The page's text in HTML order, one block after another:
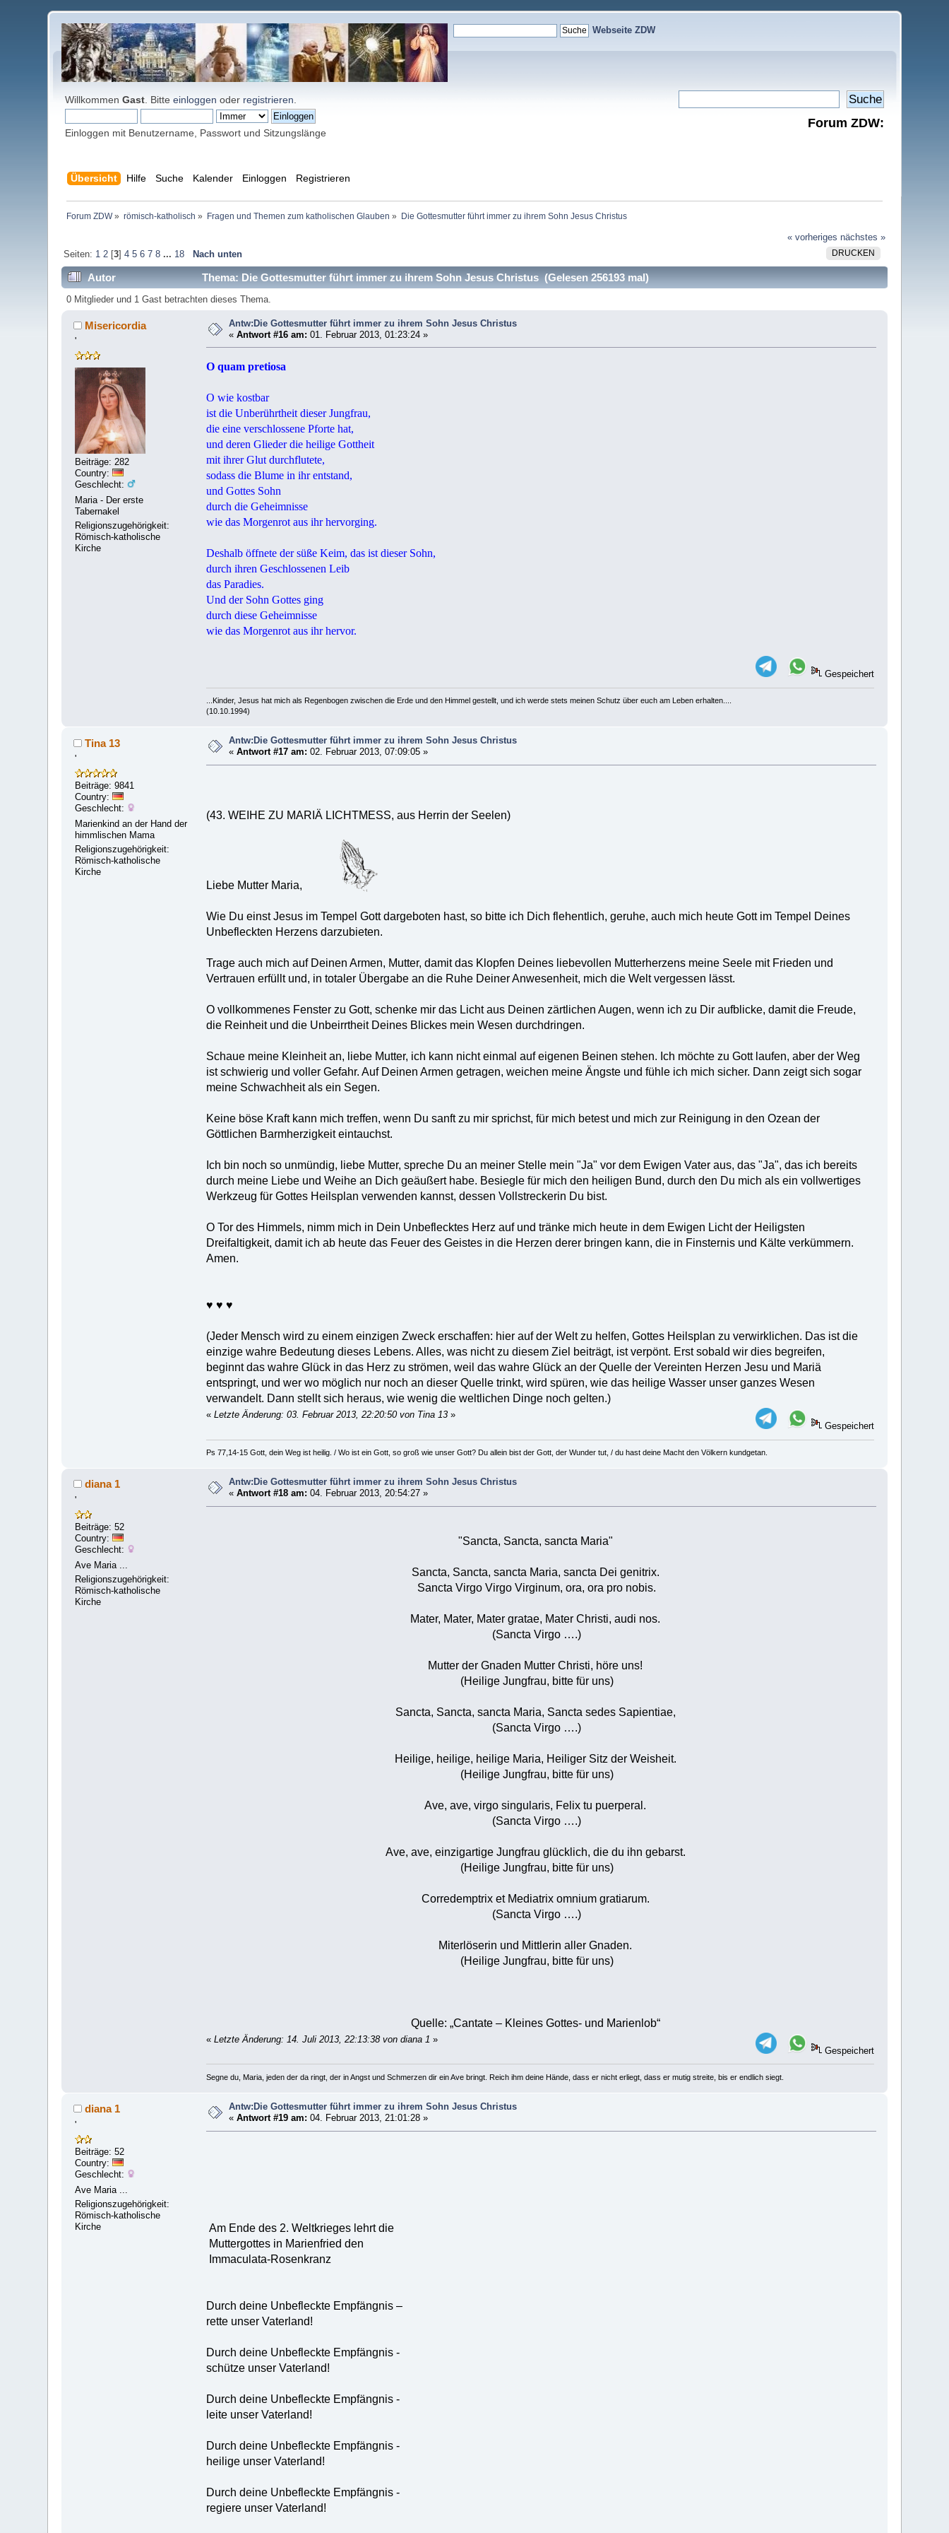
Webseite ZDW
WillkommenGast . Bitteeinloggen oder registrieren
Einloggen mit Benutzername, Passwort und Sitzungslänge
Forum ZDW:
Übersicht Hilfe Suche Kalender Einloggen Registrieren
Forum ZDW» römisch-katholisch » Fragen und Themen zum katholischen Glauben » Die Gottesmutter führt immer zu ihrem Sohn Jesus Christus
« vorheriges nächstes »
DRUCKEN
Seiten: 1 2[3] 4 5 6 7 8 ... 18 Nach unten
Autor Thema: Die Gottesmutter führt immer zu ihrem Sohn Jesus Christus (Gelesen 256193 mal)
0 Mitglieder und 1 Gast betrachten dieses Thema.
Misericordia
'
Beiträge: 282
Country:
Geschlecht:
Maria - Der erste
Tabernakel
Religionszugehörigkeit:
Römisch-katholische
Kirche
Antw:Die Gottesmutter führt immer zu ihrem Sohn Jesus Christus
«Antwort #16 am: 01. Februar 2013, 01:23:24 »
O quam pretiosa
O wie kostbar
ist die Unberührtheit dieser Jungfrau,
die eine verschlossene Pforte hat,
und deren Glieder die heilige Gottheit
mit ihrer Glut durchflutete,
sodass die Blume in ihr entstand,
und Gottes Sohn
durch die Geheimnisse
wie das Morgenrot aus ihr hervorging.
Deshalb öffnete der süße Keim, das ist dieser Sohn,
durch ihren Geschlossenen Leib
das Paradies.
Und der Sohn Gottes ging
durch diese Geheimnisse
wie das Morgenrot aus ihr hervor.
Gespeichert
...Kinder, Jesus hat mich als Regenbogen zwischen die Erde und den Himmel gestellt, und ich werde stets meinen Schutz über euch am Leben erhalten....
(10.10.1994)
Tina 13
'
Beiträge: 9841
Country:
Geschlecht:
Marienkind an der Hand der
himmlischen Mama
Religionszugehörigkeit:
Römisch-katholische
Kirche
Antw:Die Gottesmutter führt immer zu ihrem Sohn Jesus Christus
«Antwort #17 am: 02. Februar 2013, 07:09:05 »
(43. WEIHE ZU MARIÄ LICHTMESS, aus Herrin der Seelen)
Liebe Mutter Maria,
Wie Du einst Jesus im Tempel Gott dargeboten hast, so bitte ich Dich flehentlich, geruhe, auch mich heute Gott im Tempel Deines
Unbefleckten Herzens darzubieten.
Trage auch mich auf Deinen Armen, Mutter, damit das Klopfen Deines liebevollen Mutterherzens meine Seele mit Frieden und
Vertrauen erfüllt und, in totaler Übergabe an die Ruhe Deiner Anwesenheit, mich die Welt vergessen lässt.
O vollkommenes Fenster zu Gott, schenke mir das Licht aus Deinen zärtlichen Augen, wenn ich zu Dir aufblicke, damit die Freude,
die Reinheit und die Unbeirrtheit Deines Blickes mein Wesen durchdringen.
Schaue meine Kleinheit an, liebe Mutter, ich kann nicht einmal auf eigenen Beinen stehen. Ich möchte zu Gott laufen, aber der Weg
ist schwierig und voller Gefahr. Auf Deinen Armen getragen, weichen meine Ängste und fühle ich mich sicher. Dann zeigt sich sogar
meine Schwachheit als ein Segen.
Keine böse Kraft kann mich treffen, wenn Du sanft zu mir sprichst, für mich betest und mich zur Reinigung in den Ozean der
Göttlichen Barmherzigkeit eintauchst.
Ich bin noch so unmündig, liebe Mutter, spreche Du an meiner Stelle mein "Ja" vor dem Ewigen Vater aus, das "Ja", das ich bereits
durch meine Liebe und Weihe an Dich geäußert habe. Besiegle für mich den heiligen Bund, durch den Du mich als ein vollwertiges
Werkzeug für Gottes Heilsplan verwenden kannst, dessen Vollstreckerin Du bist.
O Tor des Himmels, nimm mich in Dein Unbeflecktes Herz auf und tränke mich heute in dem Ewigen Licht der Heiligsten
Dreifaltigkeit, damit ich ab heute das Feuer des Geistes in die Herzen derer bringen kann, die in Finsternis und Kälte verkümmern.
Amen.
♥ ♥ ♥
(Jeder Mensch wird zu einem einzigen Zweck erschaffen: hier auf der Welt zu helfen, Gottes Heilsplan zu verwirklichen. Das ist die
einzige wahre Bedeutung dieses Lebens. Alles, was nicht zu diesem Ziel beiträgt, ist verpönt. Erst sobald wir dies begreifen,
beginnt das wahre Glück in das Herz zu strömen, weil das wahre Glück an der Quelle der Vereinten Herzen Jesu und Mariä
entspringt, und wer wo möglich nur noch an dieser Quelle trinkt, wird spüren, wie das heilige Wasser unser ganzes Wesen
verwandelt. Dann stellt sich heraus, wie wenig die weltlichen Dinge noch gelten.)
« Letzte Änderung: 03. Februar 2013, 22:20:50 von Tina 13 »
Gespeichert
Ps 77,14-15 Gott, dein Weg ist heilig. / Wo ist ein Gott, so groß wie unser Gott? Du allein bist der Gott, der Wunder tut, / du hast deine Macht den Völkern kundgetan.
diana 1
'
Beiträge: 52
Country:
Geschlecht:
Ave Maria ...
Religionszugehörigkeit:
Römisch-katholische
Kirche
Antw:Die Gottesmutter führt immer zu ihrem Sohn Jesus Christus
«Antwort #18 am: 04. Februar 2013, 20:54:27 »
"Sancta, Sancta, sancta Maria"
Sancta, Sancta, sancta Maria, sancta Dei genitrix.
Sancta Virgo Virgo Virginum, ora, ora pro nobis.
Mater, Mater, Mater gratae, Mater Christi, audi nos.
(Sancta Virgo ….)
Mutter der Gnaden Mutter Christi, höre uns!
(Heilige Jungfrau, bitte für uns)
Sancta, Sancta, sancta Maria, Sancta sedes Sapientiae,
(Sancta Virgo ….)
Heilige, heilige, heilige Maria, Heiliger Sitz der Weisheit.
(Heilige Jungfrau, bitte für uns)
Ave, ave, virgo singularis, Felix tu puerperal.
(Sancta Virgo ….)
Ave, ave, einzigartige Jungfrau glücklich, die du ihn gebarst.
(Heilige Jungfrau, bitte für uns)
Corredemptrix et Mediatrix omnium gratiarum.
(Sancta Virgo ….)
Miterlöserin und Mittlerin aller Gnaden.
(Heilige Jungfrau, bitte für uns)
Quelle: „Cantate – Kleines Gottes- und Marienlob“
« Letzte Änderung: 14. Juli 2013, 22:13:38 von diana 1 »
Gespeichert
Segne du, Maria, jeden der da ringt, der in Angst und Schmerzen dir ein Ave bringt. Reich ihm deine Hände, dass er nicht erliegt, dass er mutig streite, bis er endlich siegt.
diana 1
'
Beiträge: 52
Country:
Geschlecht:
Ave Maria ...
Religionszugehörigkeit:
Römisch-katholische
Kirche
Antw:Die Gottesmutter führt immer zu ihrem Sohn Jesus Christus
«Antwort #19 am: 04. Februar 2013, 21:01:28 »
Am Ende des 2. Weltkrieges lehrt die
Muttergottes in Marienfried den
Immaculata-Rosenkranz
Durch deine Unbefleckte Empfängnis –
rette unser Vaterland!
Durch deine Unbefleckte Empfängnis -
schütze unser Vaterland!
Durch deine Unbefleckte Empfängnis -
leite unser Vaterland!
Durch deine Unbefleckte Empfängnis -
heilige unser Vaterland!
Durch deine Unbefleckte Empfängnis -
regiere unser Vaterland!